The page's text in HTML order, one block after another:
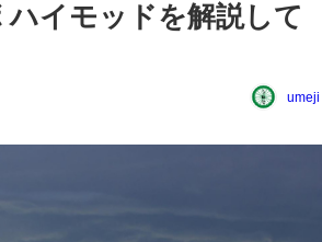
イモッドを解説して
umeji